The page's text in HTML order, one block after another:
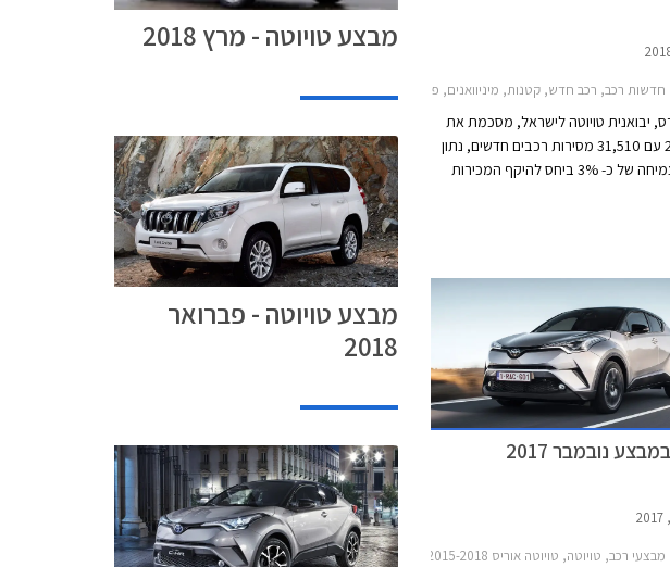
חדשות רכב, רכב חדש, קטנות, מיניוואנים, פנאי שטח, משפחתיות, טויוטה, טויוטה אוריס הייבריד 2015-2019, טויוטה C-HR 2017-2019, טויוטה יאריס הייבריד 2017-2020, טויוטה ראב 4 2016-2018מחירון רכב
יבואנית טויוטה לישראל, מסכמת את
שנת 2017 עם 31,510 מסירות רכבים חדשים, נתון
המשקף צמיחה של כ- 3% ביחס להיקף המכירות
ביחס לשנה הקודמת.
נובמבר 2017
מבצעי רכב, טויוטה, טויוטה אוריס 2015-2018, טויוטה C-HR 2017-2019, טויוטה אוונסיס סדאן 2015-2018, טויוטה אייגו 2016-2018, טויוטה היילקס קבינה כפולה 2015-2020, טויוטה ורסו 2013-2018, טויוטה יאריס 2017-2020, טויוטה לנד קרוזר ארוך 2014-2018, טויוטה לנד קרוזר קצר 2014-2018, טויוטה פרואייס ארוך 2017-2024, טויוטה פרואייס מדיום 2017-2024, טויוטה פריוס 2016-2019, טויוטה קורולה 2016-2018טויוטה ראב 4 2016-2018
מבצע טויוטה - מרץ 2018
מבצע טויוטה - פברואר
2018